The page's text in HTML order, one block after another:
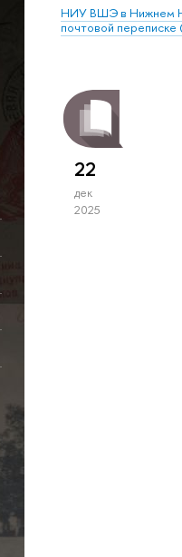
НИУ ВШЭ в Нижнем
почтовой
22
дек
2025